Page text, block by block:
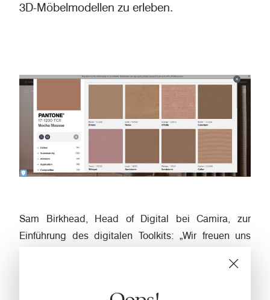
3D-Möbelmodellen zu erleben.
Sam Birkhead, Head of Digital bei Camira, zur
Einführung des digitalen Toolkits: „Wir freuen uns
des Jahres, Architekten und Designern interaktive